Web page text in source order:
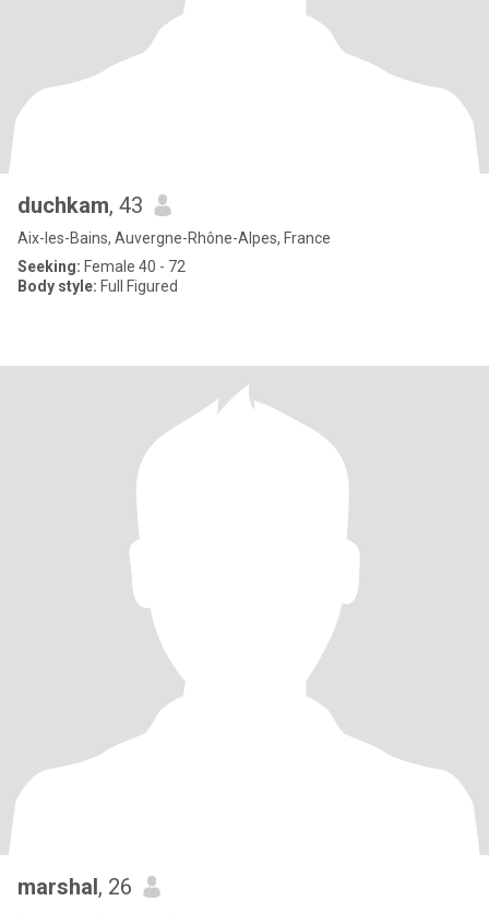
duchkam, 43
Aix-les-Bains, Auvergne-Rhône-Alpes, France
Seeking: Female 40 - 72
Body style: Full Figured
marshal, 26